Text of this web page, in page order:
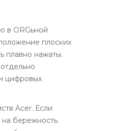
в ORGьной
плоских
плавно нажаты.
цифровых
Acer. Если
бережность